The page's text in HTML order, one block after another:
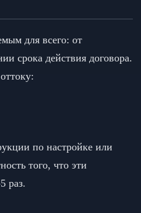
для всего: от
срока действия договора.
по настройке или
того, что эти
раз.